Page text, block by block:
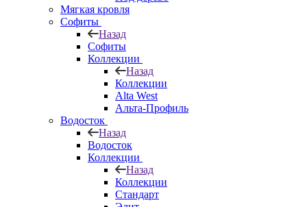
Мягкая кровля
Софиты
Назад
Софиты
Коллекции
Назад
Коллекции
Alta West
Альта-Профиль
Водосток
Назад
Водосток
Коллекции
Назад
Коллекции
Стандарт